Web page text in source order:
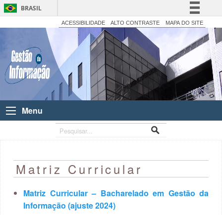
BRASIL
Simplifique!
Comunica BR
Participe
Acesso à informação
Legislação
ACESSIBILIDADE ALTO CONTRASTE MAPA DO SITE
Menu
Matriz Curricular
Matriz Curricular – Bacharelado em Gestão da
Informação (ajuste 2024)